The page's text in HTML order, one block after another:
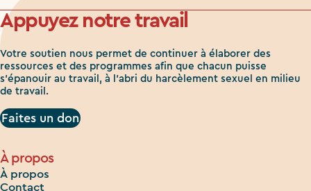
Appuyez notre travail
Votre soutien nous permet de continuer à élaborer des
ressources et des programmes afin que chacun puisse
s'épanouir au travail, à l'abri du harcèlement sexuel en milieu
de travail.
Faites un don
À propos
À propos
Contact